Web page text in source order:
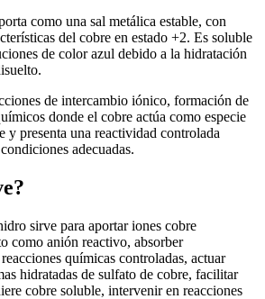
como una sal metálica estable, con
del cobre en estado +2. Es soluble
de color azul debido a la hidratación
de intercambio iónico, formación de
donde el cobre actúa como especie
y presenta una reactividad controlada
adecuadas.
sirve para aportar iones cobre
como anión reactivo, absorber
químicas controladas, actuar
hidratadas de sulfato de cobre, facilitar
cobre soluble, intervenir en reacciones